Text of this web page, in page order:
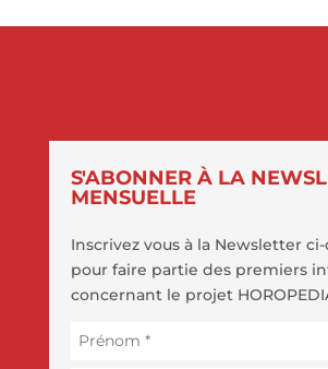
S'ABONNER À LA
MENSUELLE
Inscrivez vous à la Newsletter ci-
pour faire partie des premiers
concernant le projet